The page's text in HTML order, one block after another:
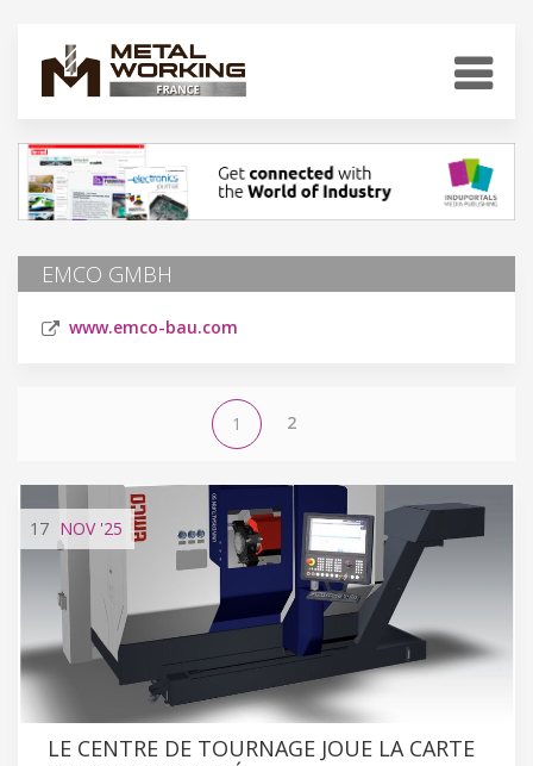
EMCO GMBH
www.emco-bau.com
1 2
17 NOV'25
LE CENTRE DE TOURNAGE JOUE LA CARTE